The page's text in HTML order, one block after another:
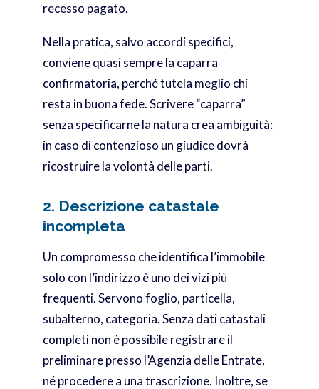
recesso pagato.
Nella pratica, salvo accordi specifici,
conviene quasi sempre la caparra
confirmatoria, perché tutela meglio chi
resta in buona fede. Scrivere “caparra”
senza specificarne la natura crea ambiguità:
in caso di contenzioso un giudice dovrà
ricostruire la volontà delle parti.
2. Descrizione catastale
incompleta
Un compromesso che identifica l’immobile
solo con l’indirizzo è uno dei vizi più
frequenti. Servono foglio, particella,
subalterno, categoria. Senza dati catastali
completi non è possibile registrare il
preliminare presso l’Agenzia delle Entrate,
né procedere a una trascrizione. Inoltre, se